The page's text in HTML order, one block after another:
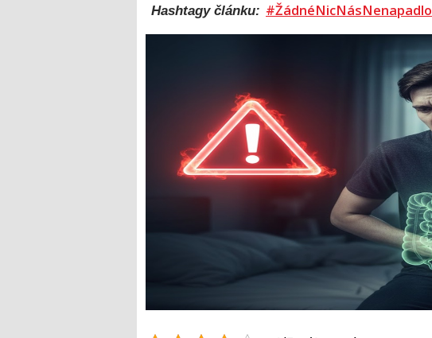
Hashtagy článku: #ŽádnéNicNásNenapadlo